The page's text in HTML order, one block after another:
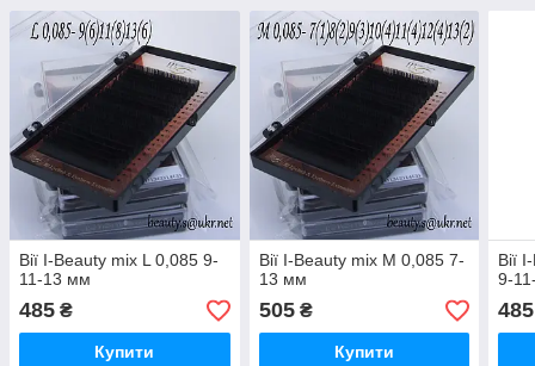
Вії I-Beauty mix L 0,085 9-
11-13 мм
485 ₴
Купити
Вії I-Beauty mix M 0,085 7-
13 мм
505₴
Купити
Вії
9-
485